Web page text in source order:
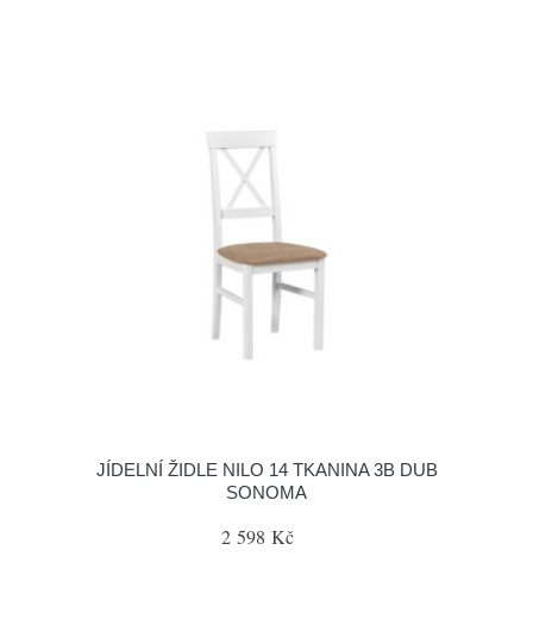
JÍDELNÍ ŽIDLE NILO 14 TKANINA 3B DUB
SONOMA
2 598 Kč